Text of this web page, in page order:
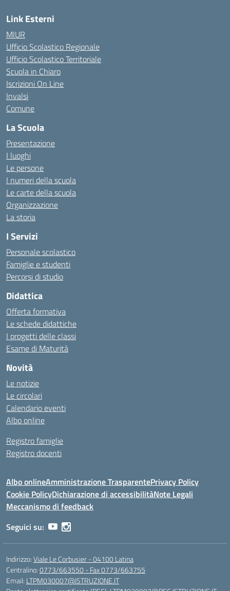
Link Esterni
MIUR
Ufficio Scolastico Regionale
Ufficio Scolastico Territoriale
Scuola in Chiaro
Iscrizioni On Line
Invalsi
Comune
La Scuola
Presentazione
I luoghi
Le persone
I numeri della scuola
Le carte della scuola
Organizzazione
La storia
I Servizi
Personale scolastico
Famiglie e studenti
Percorsi di studio
Didattica
Offerta formativa
Le schede didattiche
I progetti delle classi
Esame di Maturità
Novità
Le notizie
Le circolari
Calendario eventi
Albo online
Registro famiglie
Registro docenti
Albo onlineAmministrazione TrasparentePrivacy Policy
Cookie PolicyDichiarazione di accessibilitàNote Legali
Meccanismo di feedback
Seguici su:
Indirizzo:Viale Le Corbusier - 04100 Latina
Centralino:0773/663550 - Fax 0773/663755
Email: LTPM030007@ISTRUZIONE.IT